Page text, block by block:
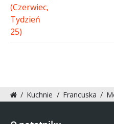
/ Kuchnie / Francuska /